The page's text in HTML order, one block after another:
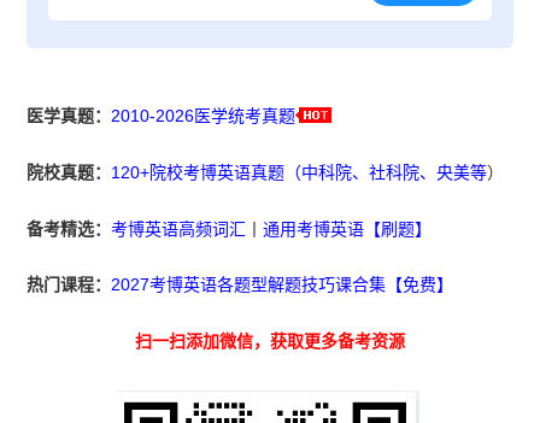
医学真题： 2010-2026医学统考真题
院校真题： 120+院校考博英语真题（中科院、社科院、央美等）
备考精选：考博英语高频词汇 丨通用考博英语【刷题】
热门课程：2027考博英语各题型解题技巧课合集【免费】
扫一扫添加微信，获取更多备考资源